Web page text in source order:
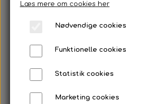
Shop
Dyrk selv
Mikrogrønt
Mikrogrønt frø
Kom i gang
Sådan dyrker du
Læs mere om cookies her
Nødvendige cookies
Funktionelle cookies
Statistik cookies
Marketing cookies